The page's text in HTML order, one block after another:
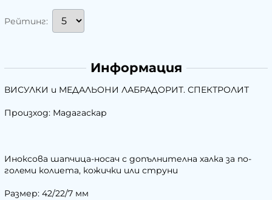
Рейтинг:
Информация
ВИСУЛКИ и МЕДАЛЬОНИ ЛАБРАДОРИТ. СПЕКТРОЛИТ
Произход: Мадагаскар
Иноксова шапчица-носач с допълнителна халка за по-
голeми колиета, кожички или струни
Размер: 42/22/7 мм